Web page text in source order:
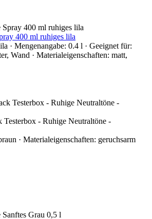
400 ml ruhiges lila
· Mengenangabe: 0.4 l · Geeignet für:
Wand · Materialeigenschaften: matt,
- Ruhige Neutraltöne -
· Materialeigenschaften: geruchsarm